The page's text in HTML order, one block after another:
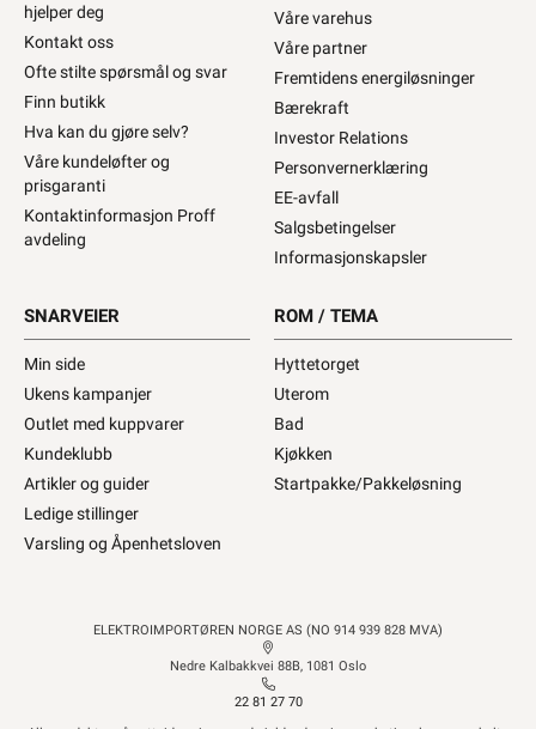
hjelper deg
Kontakt oss
Ofte stilte spørsmål og svar
Finn butikk
Hva kan du gjøre selv?
Våre kundeløfter og
prisgaranti
Kontaktinformasjon Proff
avdeling
Våre varehus
Våre partner
Fremtidens energiløsninger
Bærekraft
Investor Relations
Personvernerklæring
EE-avfall
Salgsbetingelser
Informasjonskapsler
SNARVEIER
Min side
Ukens kampanjer
Outlet med kuppvarer
Kundeklubb
Artikler og guider
Ledige stillinger
Varsling og Åpenhetsloven
ROM / TEMA
Hyttetorget
Uterom
Bad
Kjøkken
Startpakke/Pakkeløsning
ELEKTROIMPORTØREN NORGE AS (NO 914 939 828 MVA)
Nedre Kalbakkvei 88B, 1081 Oslo
22 81 27 70